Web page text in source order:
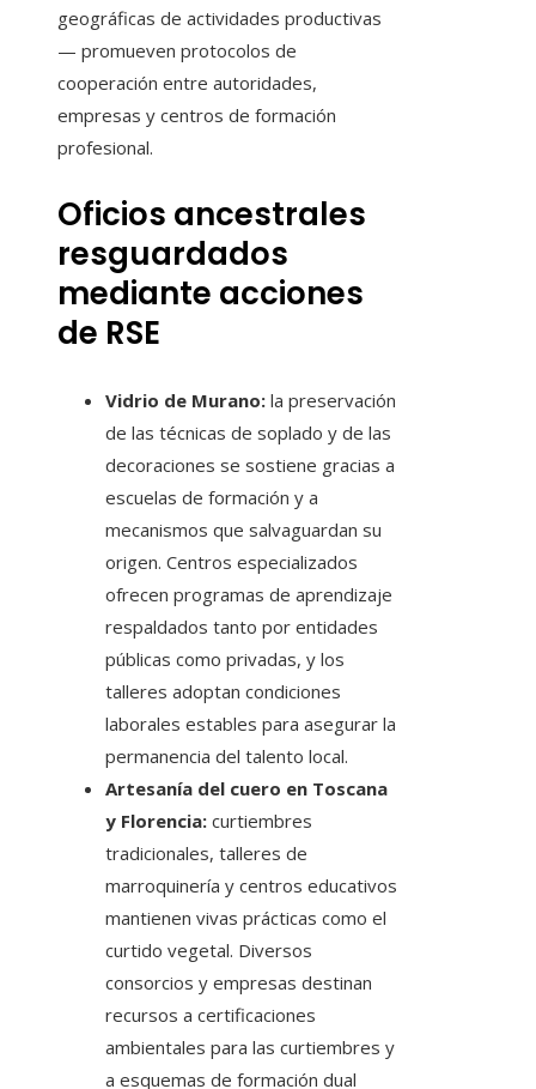
geográficas de actividades productivas
— promueven protocolos de
cooperación entre autoridades,
empresas y centros de formación
profesional.
Oficios ancestrales
resguardados
mediante acciones
de RSE
Vidrio de Murano: la preservación
de las técnicas de soplado y de las
decoraciones se sostiene gracias a
escuelas de formación y a
mecanismos que salvaguardan su
origen. Centros especializados
ofrecen programas de aprendizaje
respaldados tanto por entidades
públicas como privadas, y los
talleres adoptan condiciones
laborales estables para asegurar la
permanencia del talento local.
Artesanía del cuero en Toscana
y Florencia: curtiembres
tradicionales, talleres de
marroquinería y centros educativos
mantienen vivas prácticas como el
curtido vegetal. Diversos
consorcios y empresas destinan
recursos a certificaciones
ambientales para las curtiembres y
a esquemas de formación dual